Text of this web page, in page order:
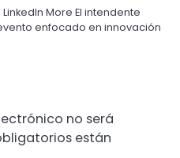
More El intendente
enfocado en innovación
no será
están